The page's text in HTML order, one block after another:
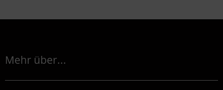
Mehr über...